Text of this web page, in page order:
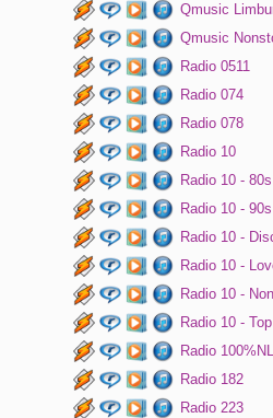
Qmusic
Qmusic
Radio 0511
Radio 074
Radio 078
Radio 10
Radio 10 -
Radio 10 -
Radio 10 -
Radio 10 -
Radio 10 -
Radio 10 -
Radio 100%NL
Radio 182
Radio 223